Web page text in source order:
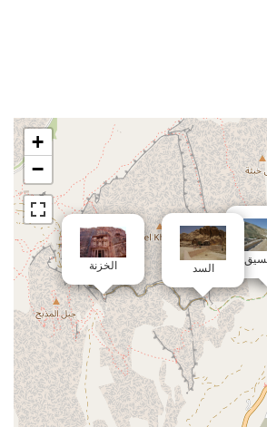
الخزنة السد
+
−